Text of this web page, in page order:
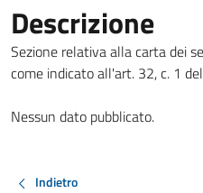
Descrizione
Sezione relativa alla carta dei
come indicato all'art. 32, c. 1
Nessun dato pubblicato.
Indietro